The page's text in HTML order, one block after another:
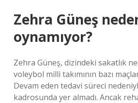
Zehra Güneş
oynamıyor?
Zehra Güneş, dizindeki sakatlık
voleybol milli takımının bazı
Devam eden tedavi süreci
kadrosunda yer almadı. Ancak